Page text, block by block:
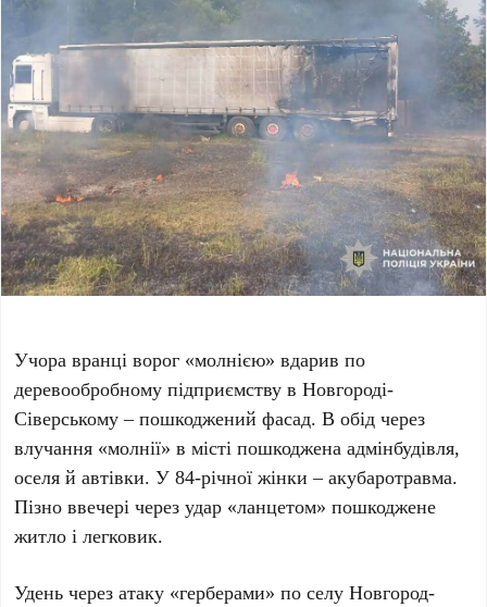
Учора вранці ворог «молнією» вдарив по
деревообробному підприємству в Новгороді-
Сіверському – пошкоджений фасад. В обід через
влучання «молнії» в місті пошкоджена адмінбудівля,
оселя й автівки. У 84-річної жінки – акубаротравма.
Пізно ввечері через удар «ланцетом» пошкоджене
житло і легковик.
Удень через атаку «герберами» по селу Новгород-